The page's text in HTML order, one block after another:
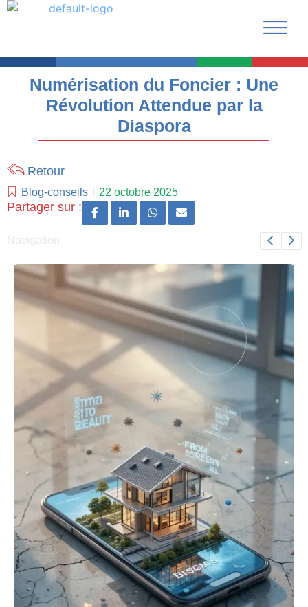
Numérisation du Foncier : Une
Révolution Attendue par la
Diaspora
Retour
Blog-conseils 22 octobre 2025
Partager sur :